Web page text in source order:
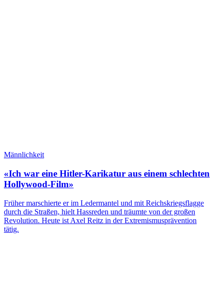
Männlichkeit
«Ich war eine Hitler-Karikatur aus einem schlechten
Hollywood-Film»
Früher marschierte er im Ledermantel und mit Reichskriegsflagge
durch die Straßen, hielt Hassreden und träumte von der großen
Revolution. Heute ist Axel Reitz in der Extremismusprävention
tätig.